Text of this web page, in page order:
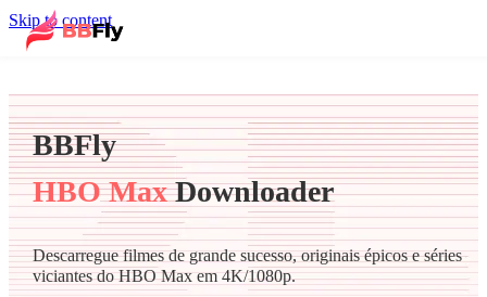
Skip to content
BBFly
HBO MaxDownloader
Descarregue filmes de grande sucesso, originais épicos e séries
viciantes do HBO Max em 4K/1080p.